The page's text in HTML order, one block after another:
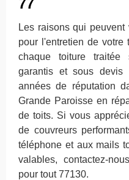
77
Les raisons qui
pour l'entretien de
chaque toiture traitée
garantis et sous devis
années de réputation
Grande Paroisse en
de toits. Si vous
de couvreurs
téléphone et aux mails
valables, contactez-
pour tout 77130.